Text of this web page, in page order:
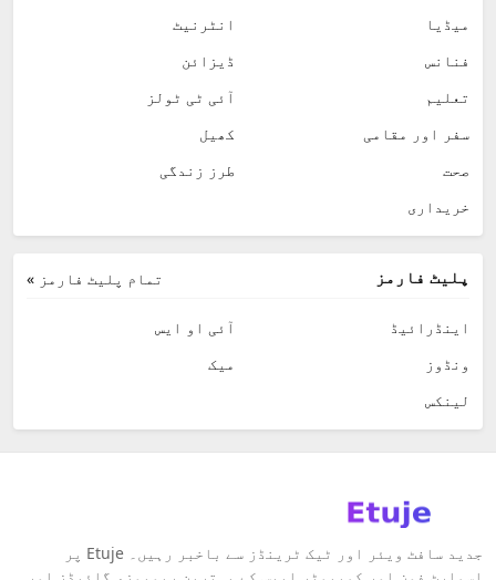
میڈیا
انٹرنیٹ
فنانس
ڈیزائن
تعلیم
آئی ٹی ٹولز
سفر اور مقامی
کھیل
صحت
طرز زندگی
خریداری
تمام پلیٹ فارمز » پلیٹ فارمز
اینڈرائیڈ
آئی او ایس
ونڈوز
میک
لینکس
جدید سافٹ ویئر اور ٹیک ٹرینڈز سے باخبر رہیں۔ Etuje پر